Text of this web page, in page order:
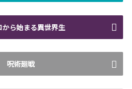
から始まる異世界生
呪術廻戦